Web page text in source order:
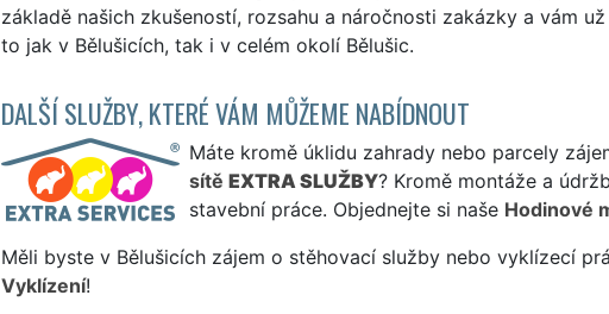
základě našich zkušeností, rozsahu a náročnosti zakázky a vám
to jak v Bělušicích, tak i v celém okolí Bělušic.
DALŠÍ SLUŽBY, KTERÉ VÁM MŮŽEME NABÍDNOUT
Máte kromě úklidu zahrady nebo parcely
sítě EXTRA SLUŽBY? Kromě montáže a
stavební práce. Objednejte si naše Hodinové
Měli byste v Bělušicích zájem o stěhovací služby nebo vyklízecí
Vyklízení!